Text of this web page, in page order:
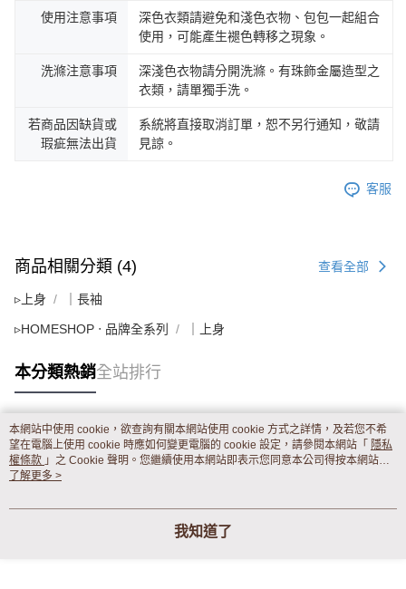
使用注意事項
深色衣類請避免和淺色衣物、包包一起組合
使用，可能產生褪色轉移之現象。
洗滌注意事項
深淺色衣物請分開洗滌。有珠飾金屬造型之
衣類，請單獨手洗。
若商品因缺貨或
瑕疵無法出貨
系統將直接取消訂單，恕不另行通知，敬請
見諒。
客服
商品相關分類 (4) 查看全部
▹上身 ｜長袖
▹HOMESHOP ‧ 品牌全系列 ｜上身
本分類熱銷全站排行
熱門標籤
本網站中使用 cookie，欲查詢有關本網站使用 cookie 方式之詳情，及若您不希
望在電腦上使用 cookie 時應如何變更電腦的 cookie 設定，請參閱本網站「 隱私
權條款 」之 Cookie 聲明。您繼續使用本網站即表示您同意本公司得按本網站使
用條款之 Cookie 聲明使用 cookie。
了解更多 >
我知道了